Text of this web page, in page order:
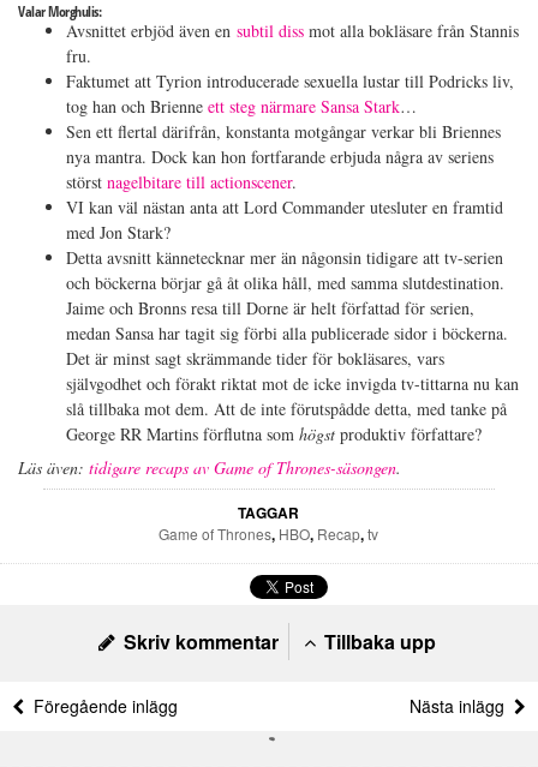
Valar Morghulis:
Avsnittet erbjöd även en subtil diss mot alla bokläsare från Stannis
fru.
Faktumet att Tyrion introducerade sexuella lustar till Podricks liv,
tog han och Brienne ett steg närmare Sansa Stark…
Sen ett flertal därifrån, konstanta motgångar verkar bli Briennes
nya mantra. Dock kan hon fortfarande erbjuda några av seriens
störst nagelbitare till actionscener.
VI kan väl nästan anta att Lord Commander utesluter en framtid
med Jon Stark?
Detta avsnitt kännetecknar mer än någonsin tidigare att tv-serien
och böckerna börjar gå åt olika håll, med samma slutdestination.
Jaime och Bronns resa till Dorne är helt författad för serien,
medan Sansa har tagit sig förbi alla publicerade sidor i böckerna.
Det är minst sagt skrämmande tider för bokläsares, vars
självgodhet och förakt riktat mot de icke invigda tv-tittarna nu kan
slå tillbaka mot dem. Att de inte förutspådde detta, med tanke på
George RR Martins förflutna som högst produktiv författare?
Läs även: tidigare recaps av Game of Thrones-säsongen.
TAGGAR
Game of Thrones, HBO, Recap,tv
Skriv kommentar Tillbaka upp
Föregående inlägg Nästa inlägg